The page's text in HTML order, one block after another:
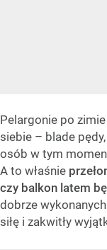
Pelargonie po
siebie – blade
osób w tym
A to właśnie
czy balkon latem
dobrze
siłę i zakwitły